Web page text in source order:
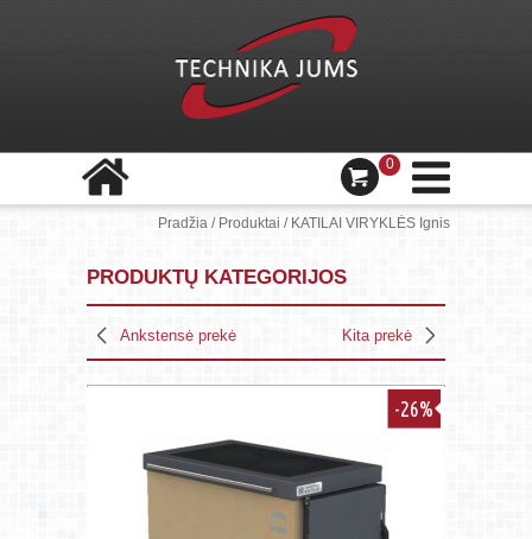
0
Pradžia / Produktai / KATILAI VIRYKLĖS Ignis
PRODUKTŲ KATEGORIJOS
Ankstensė prekė Kita prekė
-26%